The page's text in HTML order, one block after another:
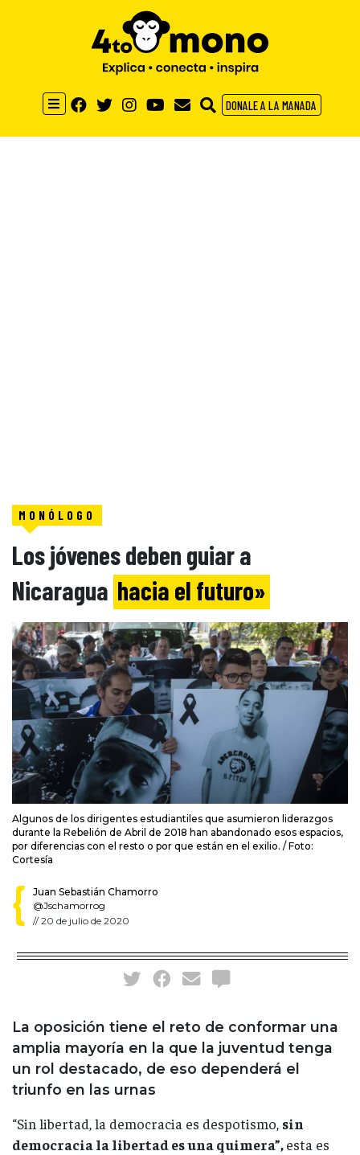
DONALE A LA MANADA
MONÓLOGO
Los jóvenes deben guiar a
Nicaragua hacia el futuro»
Algunos de los dirigentes estudiantiles que asumieron liderazgos
durante la Rebelión de Abril de 2018 han abandonado esos espacios,
por diferencias con el resto o por que están en el exilio. / Foto:
Cortesía
Juan Sebastián Chamorro
@Jschamorrog
//20 de julio de 2020
La oposición tiene el reto de conformar una
amplia mayoría en la que la juventud tenga
un rol destacado, de eso dependerá el
triunfo en las urnas
“Sin libertad, la democracia es despotismo, sin
democracia la libertad es una quimera”,esta es